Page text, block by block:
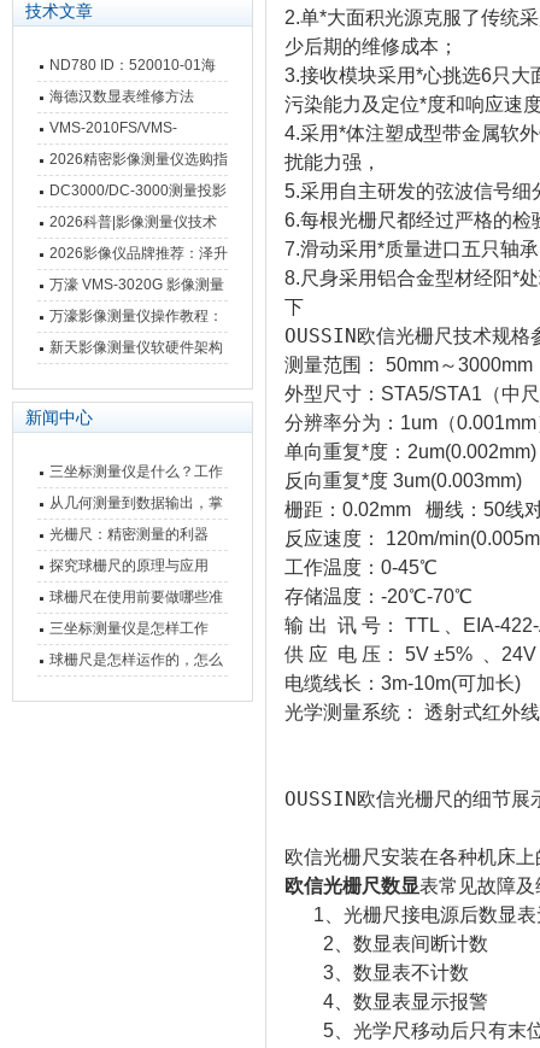
技术文章
ND780 ID：520010-01海
德汉数显表故障维修内容
海德汉数显表维修方法
VMS-2010FS/VMS-
3020FS/VMS-4030FS手动
影像测量仪技术参数
2026精密影像测量仪选购指
南 靠谱品牌一站式选型推荐
DC3000/DC-3000测量投影
仪万濠数据处理器数显表故
障维修方法
2026科普|影像测量仪技术
原理、分类及选型应用
2026影像仪品牌推荐：泽升
影像测量仪选型指南
万濠 VMS-3020G 影像测量
仪技术规格与应用解析
万濠影像测量仪操作教程：
从开机到出报告，新手也能
新天影像测量仪软硬件架构
新闻中心
三坐标测量仪是什么？工作
原理、分类与核心功能一次
讲清
从几何测量到数据输出，掌
握万濠影像测量仪的六大核
心能力
光栅尺：精密测量的利器
探究球栅尺的原理与应用
球栅尺在使用前要做哪些准
备工作？
三坐标测量仪是怎样工作
的，功能有什么优势？
球栅尺是怎样运作的，怎么
2.单*大面积光源克服了传统
少后期的维修成本；
3.接收模块采用*心挑选6只大
污染能力及定位*度和响应速
4.采用*体注塑成型带金属软
扰能力强，
5.采用自主研发的弦波信号
6.每根光栅尺都经过严格的
7.滑动采用*质量进口五只轴
8.尺身采用铝合金型材经阳*
下
OUSSIN欧信光栅尺技术规格
测量范围： 50mm～3000mm
外型尺寸：STA5/STA1（中
分辨率分为：1um（
单向重复*度：2um(0.002mm)
反向重复*度 3um(0.003mm)
栅距：0.02mm 栅线：50线
反应速度： 120m/
工作温度：0-45℃
存储温度：-20℃-70℃
输 出 讯 号： TTL 、EIA-
供 应 电 压： 5V ±5% 、24V
电缆线长：3m-10m(可加长)
光学测量系统： 透射式红外
OUSSIN欧信光栅尺的细节展
欧信光栅尺安装在各种机床
欧信光栅尺数显表常见故障
1、光栅尺接电源后数显表
2、数显表间断计数
3、数显表不计数
4、数显表显示报警
5、光学尺移动后只有末